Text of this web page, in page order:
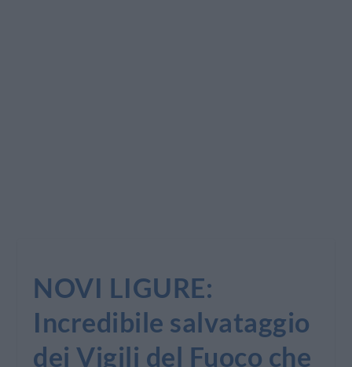
NOVI LIGURE:
Incredibile salvataggio
dei Vigili del Fuoco che